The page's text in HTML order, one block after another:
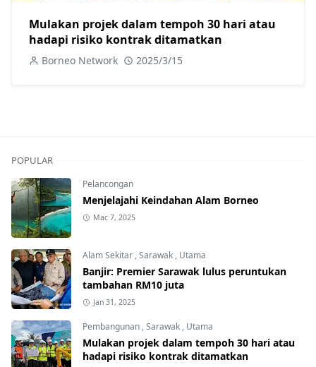
Mulakan projek dalam tempoh 30 hari atau
hadapi risiko kontrak ditamatkan
Borneo Network 2025/3/15
POPULAR
Pelancongan
Menjelajahi Keindahan Alam Borneo
Mac 7, 2025
Alam Sekitar ,Sarawak , Utama
Banjir: Premier Sarawak lulus peruntukan
tambahan RM10 juta
Jan 31, 2025
Pembangunan ,Sarawak , Utama
Mulakan projek dalam tempoh 30 hari atau
hadapi risiko kontrak ditamatkan